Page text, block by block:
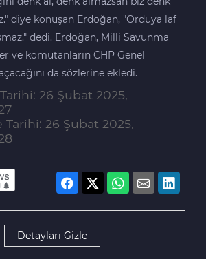
diye konuşan Erdoğan, "Orduya laf
dedi. Erdoğan, Milli Savunma
ve komutanların CHP Genel
da sözlerine ekledi.
26 Şubat 2025,
26 Şubat 2025,
Detayları Gizle